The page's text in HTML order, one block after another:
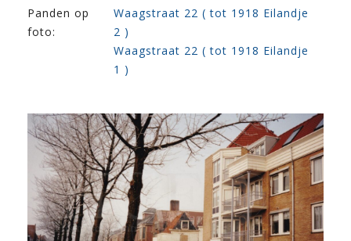
Panden op
foto:
Waagstraat 22 ( tot 1918 Eilandje
2 )
Waagstraat 22 ( tot 1918 Eilandje
1 )